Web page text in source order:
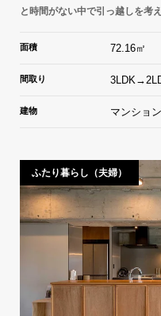
と時間がない中で引っ越しを考
面積 72.16㎡
間取り
建物 マンション
ふたり暮らし（夫婦）